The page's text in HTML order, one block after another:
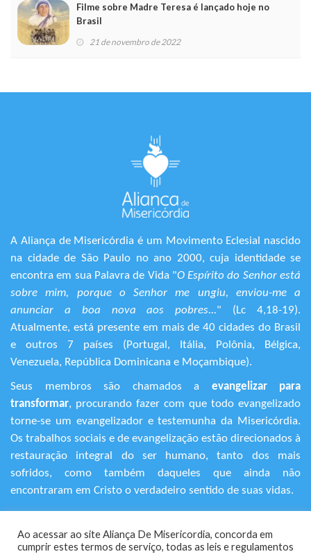
Filme sobre Madre Teresa é lançado hoje no
Brasil
21 de novembro de 2022
A Aliança de Misericórdia é um Movimento Eclesial nascido
na cidade de São Paulo no ano 2000, cuja identidade se
encontra em sua Palavra de Vida "O Espírito do Senhor está
sobre mim, porque o Senhor me ungiu, enviou-me a
anunciar a boa nova aos pobres..." (Lc 4,18-19).
Atualmente, está presente em mais de 40 cidades do Brasil
e outros 7 países (Portugal, Itália, Polônia, Bélgica,
Venezuela, República Dominicana e Moçambique).
Seus membros são chamados a evangelizar para
transformar, procurando fazer com que todo evangelizado
torne-se um evangelizador e testemunha da Misericórdia.
Os trabalhos sociais e de evangelização estão direcionados à
restauração integral do ser humano, tanto dos mais
sofridos, como também daqueles que ainda não
encontraram em Cristo o verdadeiro sentido de suas vidas.
Rua Avanhandava, 616 – Bela Vista
Ao acessar ao site Aliança De Misericordia, concorda em
cumprir estes termos de serviço, todas as leis e regulamentos